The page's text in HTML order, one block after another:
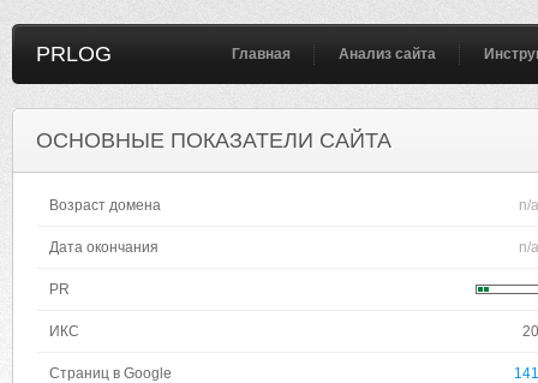
PRLOG Главная Анализ сайта
ОСНОВНЫЕ ПОКАЗАТЕЛИ САЙТА
Возраст домена n/a
Дата окончания n/a
PR
ИКС 20
Страниц в Google 141